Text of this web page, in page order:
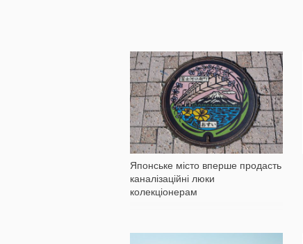
Японське місто вперше продасть
каналізаційні люки
колекціонерам
546